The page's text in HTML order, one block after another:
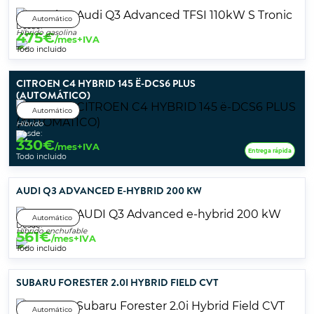
Automático
Híbrido gasolina
Desde:
475€/mes+IVA
Todo incluido
CITROEN C4 HYBRID 145 Ë-DCS6 PLUS
(AUTOMÁTICO)
Automático
Híbrido
Desde:
330€/mes+IVA
Todo incluido
Entrega rápida
AUDI Q3 ADVANCED E-HYBRID 200 KW
Automático
Híbrido enchufable
Desde:
561€/mes+IVA
Todo incluido
SUBARU FORESTER 2.0I HYBRID FIELD CVT
Automático